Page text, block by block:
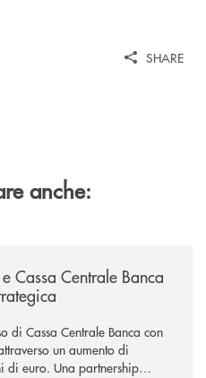
SHARE
anche:
Cassa Centrale Banca
di Cassa Centrale Banca con
un aumento di
euro. Una partnership